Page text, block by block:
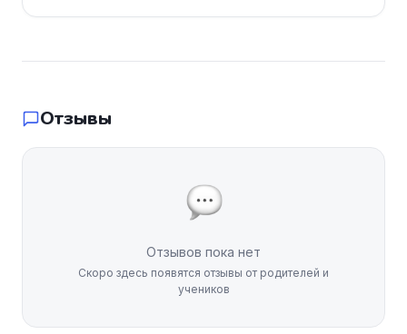
Отзывы
Отзывов пока нет
Скоро здесь появятся отзывы от родителей и
учеников